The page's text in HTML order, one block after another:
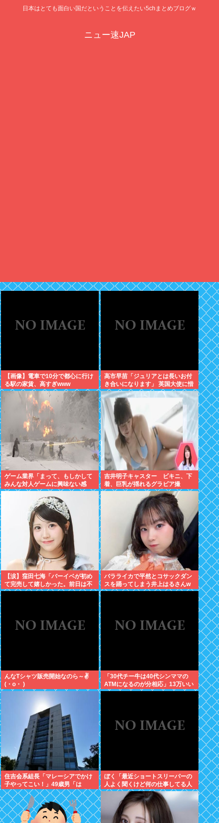
日本はとても面白い国だということを伝えたい5chまとめブログｗ
ニュー速JAP
【画像】電車で10分で都心に行け
る駅の家賃、高すぎwww
高市早苗「ジュリアとは長いお付
き合いになります」 英国大使に惜
別のメッセージ
ゲーム業界「まって、もしかして
みんな対人ゲームに興味ない感
じ…？」
吉井明子キャスター ビキニ、下
着、巨乳が揺れるグラビア撮
影！！【GIF動画あり】
【涙】窪田七海「バーイベが初め
て完売して嬉しかった。前日は不
安で朝4時まで泣いてた」
バラライカで平然とコサックダン
スを踊ってしまう井上はるさんw
んなTシャツ販売開始なのら～✌
(・o・ )
「30代チー牛は40代シンママの
ATMになるのが分相応」13万いい
ね ‍♀
住吉会系組長「マレーシアでかけ
子やってこい！」49歳男「は
い、、、」→マレー詐欺拠点「適
性検査不合格！送還！」組長ら、
男ボコボコに
ぼく「最近ショートスリーパーの
人よく聞くけど何の仕事してる人
なんやろ、wiki読んでみるか」